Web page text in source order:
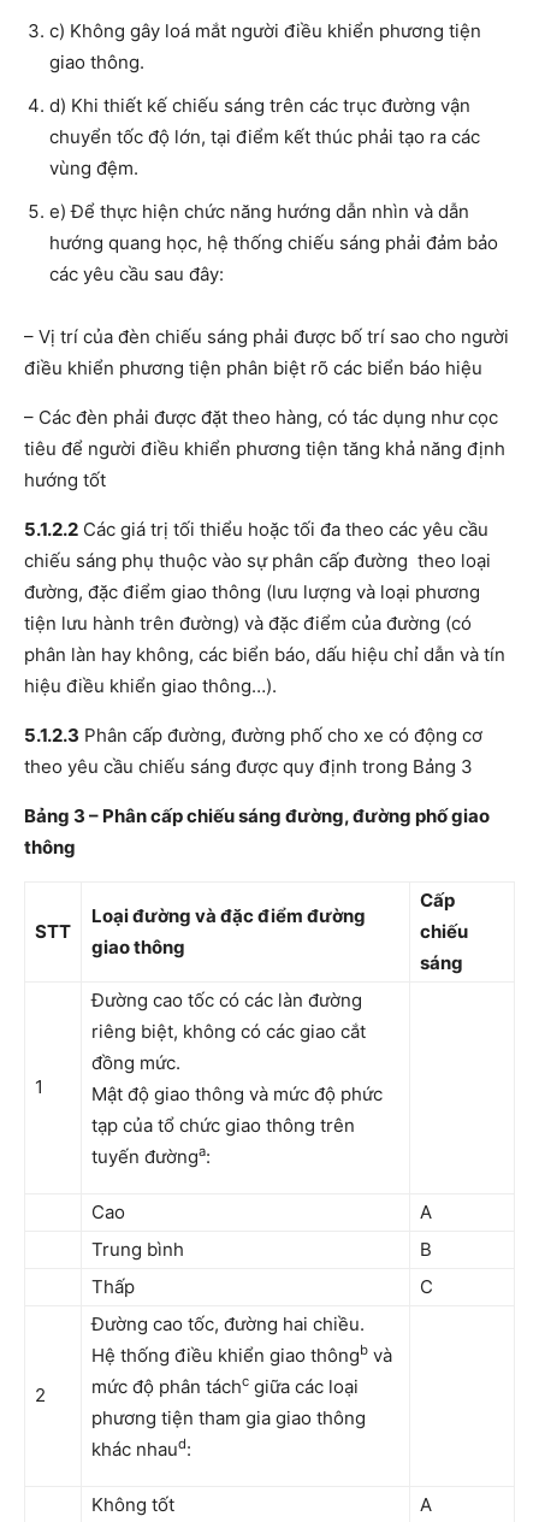
c) Không gây loá mắt người điều khiển phương tiện
giao thông.
d) Khi thiết kế chiếu sáng trên các trục đường vận
chuyển tốc độ lớn, tại điểm kết thúc phải tạo ra các
vùng đệm.
e) Để thực hiện chức năng hướng dẫn nhìn và dẫn
hướng quang học, hệ thống chiếu sáng phải đảm bảo
các yêu cầu sau đây:
– Vị trí của đèn chiếu sáng phải được bố trí sao cho người
điều khiển phương tiện phân biệt rõ các biển báo hiệu
– Các đèn phải được đặt theo hàng, có tác dụng như cọc
tiêu để người điều khiển phương tiện tăng khả năng định
hướng tốt
5.1.2.2 Các giá trị tối thiểu hoặc tối đa theo các yêu cầu
chiếu sáng phụ thuộc vào sự phân cấp đường theo loại
đường, đặc điểm giao thông (lưu lượng và loại phương
tiện lưu hành trên đường) và đặc điểm của đường (có
phân làn hay không, các biển báo, dấu hiệu chỉ dẫn và tín
hiệu điều khiển giao thông…).
5.1.2.3 Phân cấp đường, đường phố cho xe có động cơ
theo yêu cầu chiếu sáng được quy định trong Bảng 3
Bảng 3 – Phân cấp chiếu sáng đường, đường phố giao
thông
STT
Loại đường và đặc điểm đường
giao thông
Cấp
chiếu
sáng
1
Đường cao tốc có các làn đường
riêng biệt, không có các giao cắt
đồng mức.
Mật độ giao thông và mức độ phức
tạp của tổ chức giao thông trên
tuyến đườnga:
Cao
A
Trung bình
B
Thấp
C
2
Đường cao tốc, đường hai chiều.
Hệ thống điều khiển giao thôngb và
mức độ phân táchc giữa các loại
phương tiện tham gia giao thông
khác nhaud:
Không tốt
A